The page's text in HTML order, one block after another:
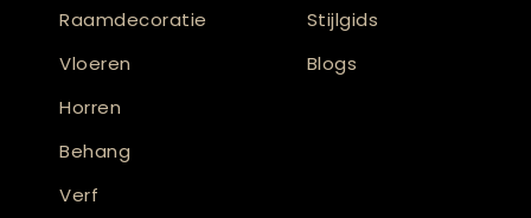
Raamdecoratie
Vloeren
Horren
Behang
Verf
Stijlgids
Blogs